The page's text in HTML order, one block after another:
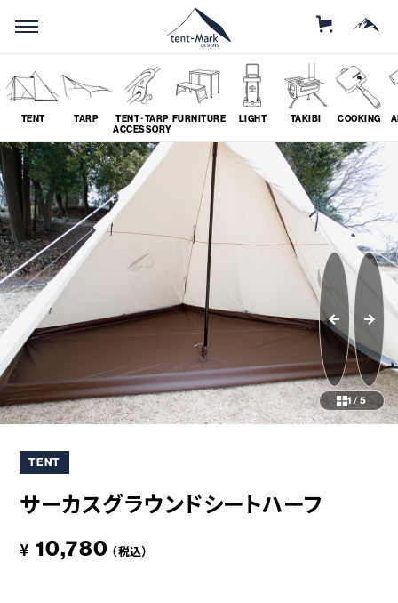
STORE
MOUNTAIN
TENT
TARP
TENT･TARP
ACCESSORY
FURNITURE LIGHT TAKIBI COOKING
SEARCH
グループ
ツーリング 料理
コラボレーション
# COLLABORATION
粋
# IKI
# LEATHER
ABOUT US
1 /5
TENT
サーカスグラウンドシートハーフ
¥ 10,780 （税込）